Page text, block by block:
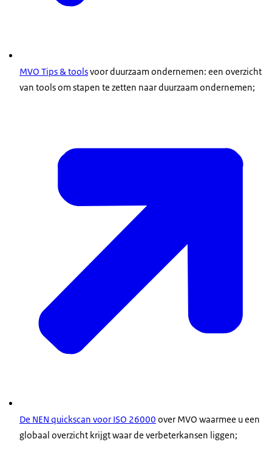
MVO Tips & toolsvoor duurzaam ondernemen: een overzicht
van tools om stapen te zetten naar duurzaam ondernemen;
De NEN quickscan voor ISO 26000 over MVO waarmee u een
globaal overzicht krijgt waar de verbeterkansen liggen;